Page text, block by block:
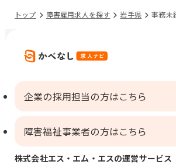
トップ 障害雇用求人を探す 岩手県 事務未
企業の採用担当の方はこちら
障害福祉事業者の方はこちら
株式会社エス・エム・エスの運営サービス